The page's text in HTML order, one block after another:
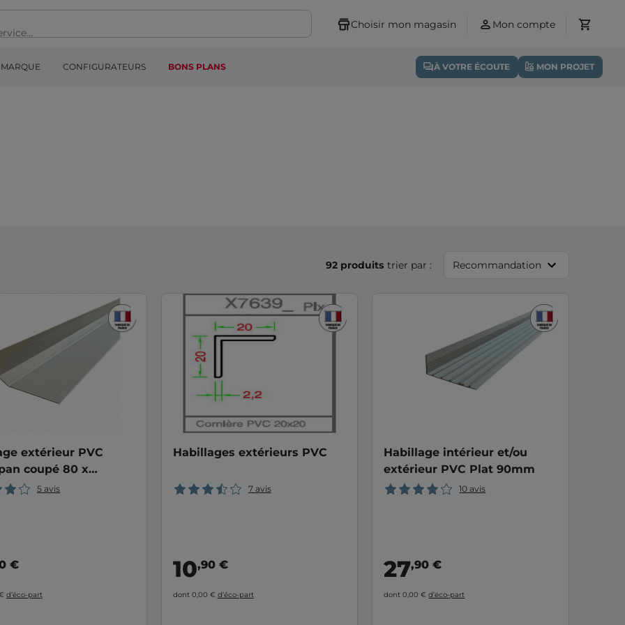
Choisir mon magasin Mon compte
MARQUE CONFIGURATEURS BONS PLANS À VOTRE ÉCOUTE MON PROJET
92 produits trier par : Recommandation
extérieur PVC
coupé 80 x
5 avis
€
d’éco-part
Habillages extérieurs PVC
7 avis
10,90 €
dont 0,00 € d’éco-part
Habillage intérieur et/ou
extérieur PVC Plat 90mm
10 avis
27,90 €
dont 0,00 €d’éco-part